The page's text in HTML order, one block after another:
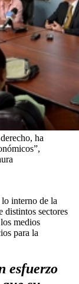
ha
lo interno de la
distintos sectores
medios
para la
esfuerzo